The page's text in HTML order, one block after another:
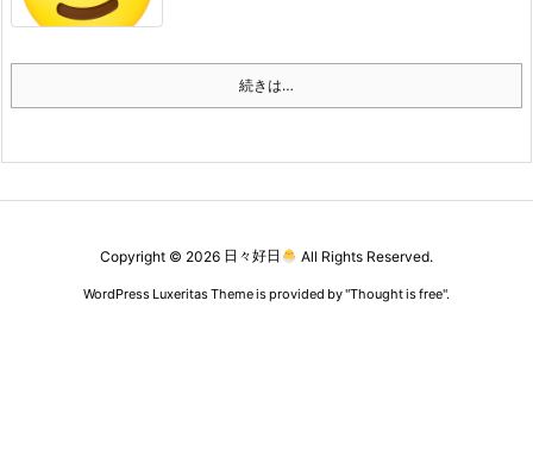
続きは…
Copyright © 2026 日々好日 All Rights Reserved.
WordPress Luxeritas Theme is provided by "Thought is free".